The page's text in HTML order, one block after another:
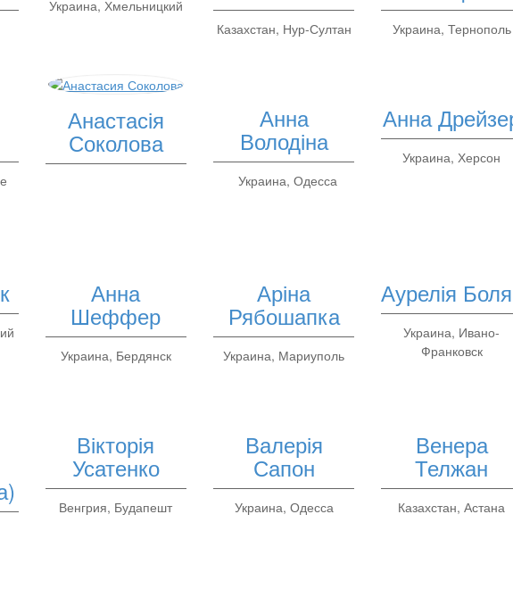
Украина, Хмельницкий
Казахстан, Нур-Султан Украина, Тернополь
Анастасія
Соколова
Анна
Володіна
Украина, Одесса
Анна
Украина, Херсон
Анна
Шеффер
Украина, Бердянск
Аріна
Рябошапка
Украина, Мариуполь
Аурелія
Украина, Ивано-
Франковск
Вікторія
Усатенко
Венгрия, Будапешт
Валерія
Сапон
Украина, Одесса
Венера
Телжан
Казахстан, Астана